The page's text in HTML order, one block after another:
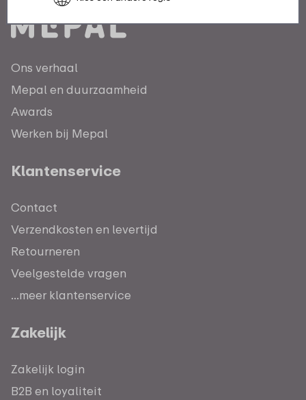
Ons verhaal
Mepal en duurzaamheid
Awards
Werken bij Mepal
Klantenservice
Contact
Verzendkosten en levertijd
Retourneren
Veelgestelde vragen
...meer klantenservice
Zakelijk
Zakelijk login
B2B en loyaliteit